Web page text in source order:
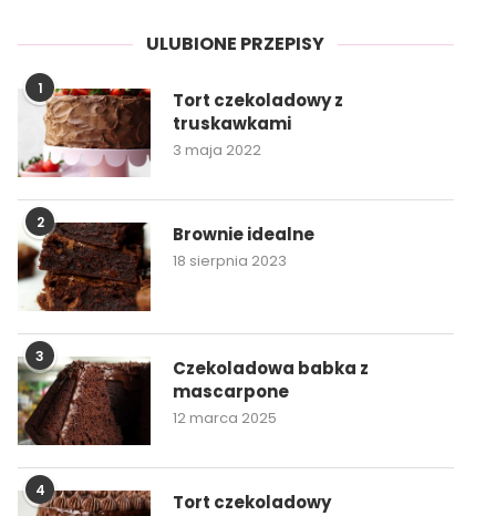
ULUBIONE PRZEPISY
1
Tort czekoladowy z
truskawkami
3 maja 2022
2 Brownie idealne
18 sierpnia 2023
3
Czekoladowa babka z
mascarpone
12 marca 2025
4 Tort czekoladowy